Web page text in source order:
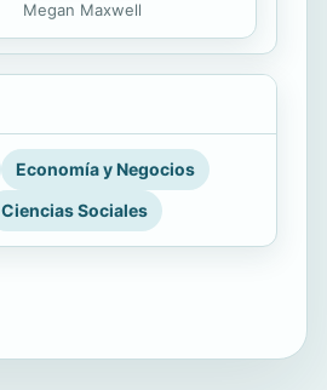
Megan Maxwell
Economía y Negocios
Ciencias Sociales